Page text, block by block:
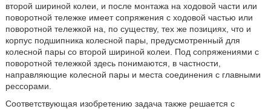
второй шириной колеи, и после монтажа на ходовой части или
поворотной тележке имеет сопряжения с ходовой частью или
поворотной тележкой на, по существу, тех же позициях, что и
корпус подшипника колесной пары, предусмотренный для
колесной пары со второй шириной колеи. Под сопряжениями с
поворотной тележкой здесь понимаются, в частности,
направляющие колесной пары и места соединения с главными
рессорами.
Соответствующая изобретению задача также решается с